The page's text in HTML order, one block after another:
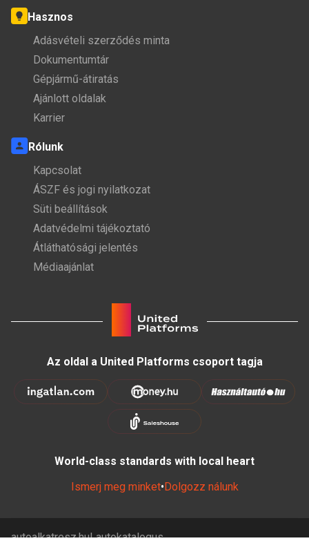
Hasznos
Adásvételi szerződés minta
Dokumentumtár
Gépjármű-átiratás
Ajánlott oldalak
Karrier
Rólunk
Kapcsolat
ÁSZF és jogi nyilatkozat
Süti beállítások
Adatvédelmi tájékoztató
Átláthatósági jelentés
Médiaajánlat
Az oldal a United Platforms csoport tagja
World-class standards with local heart
Ismerj meg minket•Dolgozz nálunk
autoalkatresz.hu autokatalogus